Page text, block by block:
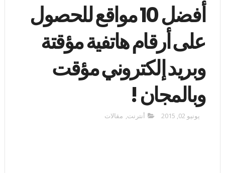
أفضل 10 مواقع للحصول
على أرقام هاتفية مؤقتة
وبريد إلكتروني مؤقت
وبالمجان !
يونيو 02, 2015 أنترنت, مقالات